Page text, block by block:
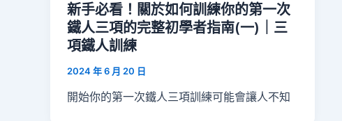
新手必看！關於如何訓練你的第一次
鐵人三項的完整初學者指南(一)｜三
項鐵人訓練
2024 年 6 月 20 日
開始你的第一次鐵人三項訓練可能會讓人不知